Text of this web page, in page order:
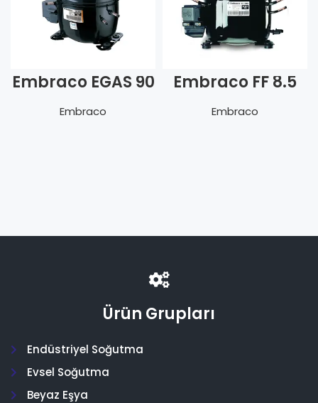
Embraco EGAS 90
Embraco
Embraco FF 8.5
Embraco
Ürün Grupları
Endüstriyel Soğutma
Evsel Soğutma
Beyaz Eşya